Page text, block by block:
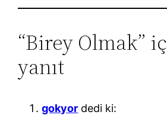
“Birey Olmak”
yanıt
gokyor dedi ki: